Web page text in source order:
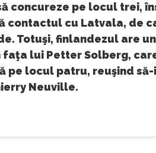
concureze pe locul trei,
contactul cu Latvala, de
Totuşi, finlandezul are un
faţa lui Petter Solberg,
pe locul patru, reuşind să-i
Neuville.